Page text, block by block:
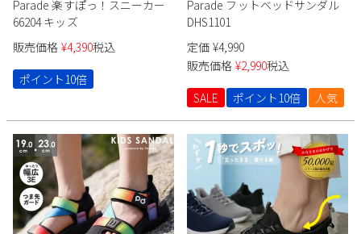
Parade 楽すぽっ！スニーカー
66204 キッズ
販売価格 ¥4,390税込
ポイント10倍
Parade フットベッドサンダル
DHS1101
定価 ¥4,990
販売価格 ¥2,990税込
SALE
ポイント10倍 人気